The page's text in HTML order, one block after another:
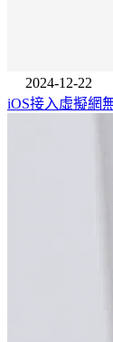
2024-12-22
iOS接入虛擬網